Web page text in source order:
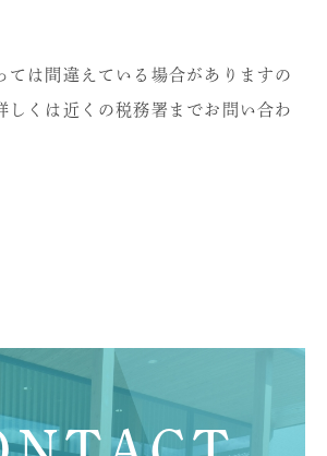
ては間違えている場合がありますの
しくは近くの税務署までお問い合わ